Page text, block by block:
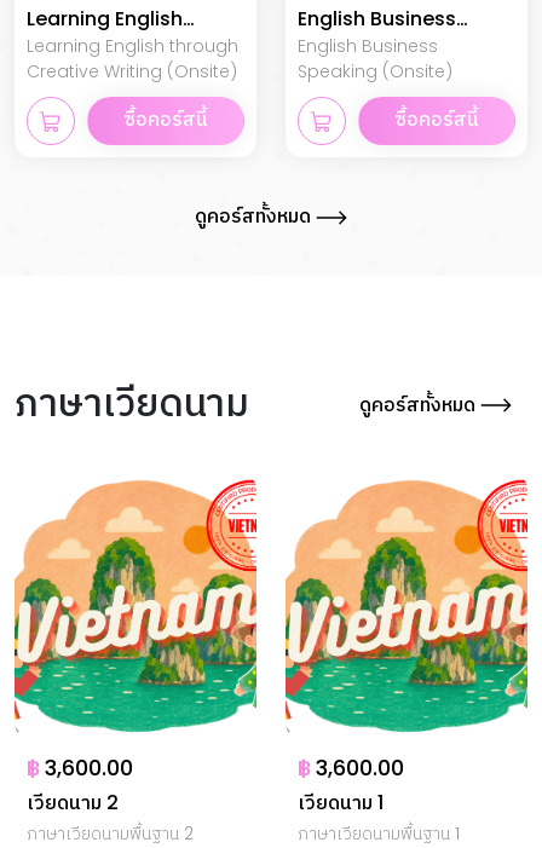
Learning English
through Creative
Writing
Learning English through
Creative Writing (Onsite)
ซื้อคอร์สนี้
English Business
Speaking
English Business
Speaking (Onsite)
ซื้อคอร์สนี้
ดูคอร์สทั้งหมด
ภาษาเวียดนาม ดูคอร์สทั้งหมด
฿3,600.00
เวียดนาม 2
ภาษาเวียดนามพื้นฐาน 2
฿3,600.00
เวียดนาม 1
ภาษาเวียดนามพื้นฐาน 1